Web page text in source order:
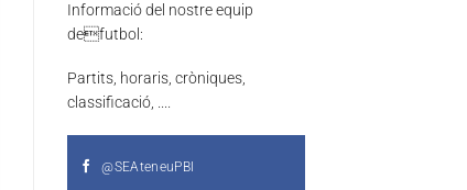
Informació del nostre equip
defutbol:
Partits, horaris, cròniques,
classificació, ....
@SEAteneuPBI